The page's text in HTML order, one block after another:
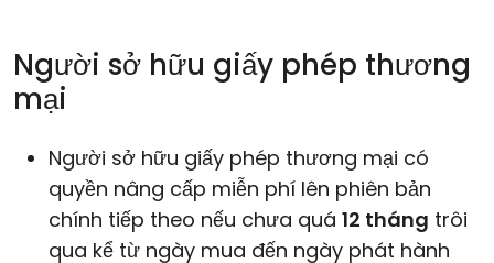
Người sở hữu giấy phép thương
mại
Người sở hữu giấy phép thương mại có
quyền nâng cấp miễn phí lên phiên bản
chính tiếp theo nếu chưa quá 12 tháng trôi
qua kể từ ngày mua đến ngày phát hành